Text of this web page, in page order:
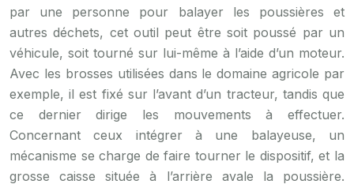
par une personne pour balayer les poussières et
autres déchets, cet outil peut être soit poussé par un
véhicule, soit tourné sur lui-même à l’aide d’un moteur.
Avec les brosses utilisées dans le domaine agricole par
exemple, il est fixé sur l’avant d’un tracteur, tandis que
ce dernier dirige les mouvements à effectuer.
Concernant ceux intégrer à une balayeuse, un
mécanisme se charge de faire tourner le dispositif, et la
grosse caisse située à l’arrière avale la poussière.